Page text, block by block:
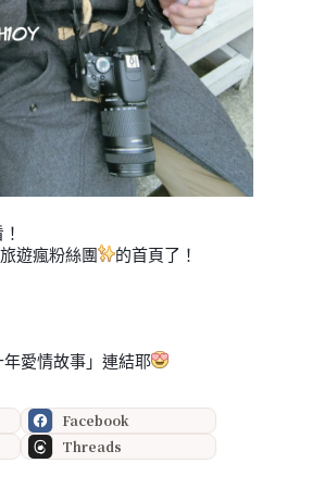
遊瘋粉絲團✨ 的首頁了！
愛情故事」連結耶
Facebook
Threads